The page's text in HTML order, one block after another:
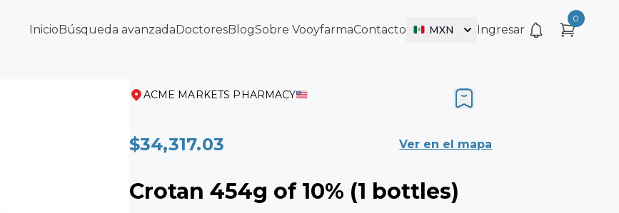
InicioBúsqueda avanzadaDoctoresBlogSobre VooyfarmaContacto MXN Ingresar
0
ACME MARKETS PHARMACY
$34,317.03 Ver en el mapa
Crotan 454g of 10% (1 bottles)